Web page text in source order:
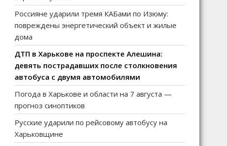
Россияне ударили тремя КАБами по Изюму:
повреждены энергетический объект и жилые
дома
ДТП в Харькове на проспекте Алешина:
девять пострадавших после столкновения
автобуса с двумя автомобилями
Погода в Харькове и области на 7 августа —
прогноз синоптиков
Русские ударили по рейсовому автобусу на
Харьковщине